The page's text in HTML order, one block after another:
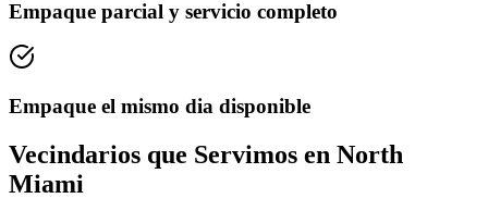
Empaque parcial y servicio completo
Empaque el mismo dia disponible
Vecindarios que Servimos en North
Miami